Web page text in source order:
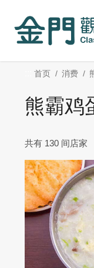
内
首页 消费
熊霸鸡
共有 130 间店家